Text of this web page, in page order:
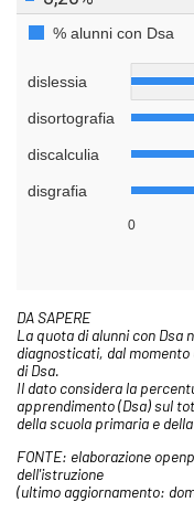
DA SAPERE
La quota di alunni con Dsa
diagnosticati, dal
di Dsa.
Il dato considera la
apprendimento (Dsa) sul
della scuola primaria e
FONTE: elaborazione
dell'istruzione
(ultimo aggiornamento: